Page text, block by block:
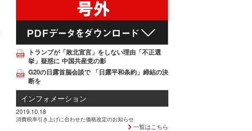
トランプが「敗北宣言」をしない理由「不正選
挙」疑惑に 中国共産党の影
G20の日露首脳会談で 「日露平和条約」締結の決
断を
インフォメーション
2019.10.18
消費税率引き上げに合わせた価格改定のお知らせ
一覧はこちら